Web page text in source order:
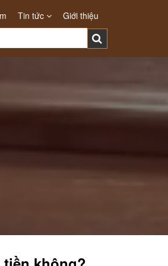
Tin tức Giới thiệu